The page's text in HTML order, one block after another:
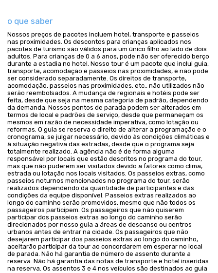
o que saber
Nossos preços de pacotes incluem hotel, transporte e passeios
nas proximidades. Os descontos para crianças aplicados nos
pacotes de turismo são válidos para um único filho ao lado de dois
adultos. Para crianças de 0 a 6 anos, pode não ser oferecido berço
durante a estadia no hotel. Nosso tour é um pacote que inclui guia,
transporte, acomodação e passeios nas proximidades, e não pode
ser considerado separadamente. Os direitos de transporte,
acomodação, passeios nas proximidades, etc., não utilizados não
serão reembolsados. A mudança de regionais e hotéis pode ser
feita, desde que seja na mesma categoria de padrão, dependendo
da demanda. Nossos pontos de parada podem ser alterados em
termos de local e padrões de serviço, desde que permaneçam os
mesmos em razão de necessidade imperativa, como lotação ou
reformas. O guia se reserva o direito de alterar a programação e o
cronograma, se julgar necessário, devido às condições climáticas e
à situação negativa das estradas, desde que o programa seja
totalmente realizado. A agência não é de forma alguma
responsável por locais que estão descritos no programa do tour,
mas que não puderem ser visitados devido a fatores como clima,
estrada ou lotação nos locais visitados. Os passeios extras, como
passeios noturnos mencionados no programa do tour, serão
realizados dependendo da quantidade de participantes e das
condições da equipe disponível. Passeios extras realizados ao
longo do caminho serão promovidos, mesmo que não todos os
passageiros participem. Os passageiros que não quiserem
participar dos passeios extras ao longo do caminho serão
direcionados por nosso guia a áreas de descanso ou centros
urbanos antes de entrar na cidade. Os passageiros que não
desejarem participar dos passeios extras ao longo do caminho,
aceitarão participar da tour ao concordarem em esperar no local
de parada. Não há garantia de número de assento durante a
reserva. Não há garantia das notas de transporte e hotel inseridas
na reserva. Os assentos 3 e 4 nos veículos são destinados ao guia